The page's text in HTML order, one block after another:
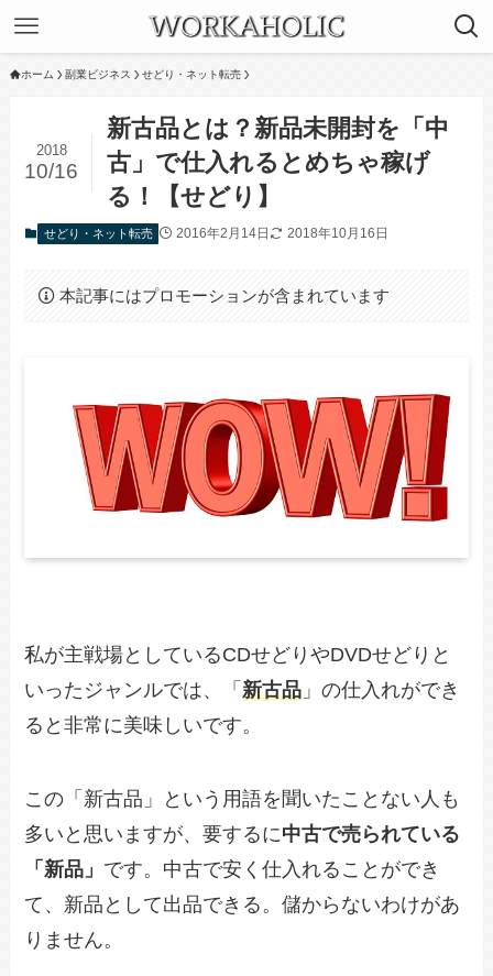
ホーム 副業ビジネス せどり・ネット転売
新古品とは？新品未開封を「中
古」で仕入れるとめちゃ稼げ
る！【せどり】
2018
10/16
せどり・ネット転売 2016年2月14日 2018年10月16日
本記事にはプロモーションが含まれています
私が主戦場としているCDせどりやDVDせどりと
いったジャンルでは、「新古品 」の仕入れができ
ると非常に美味しいです。
この「新古品」という用語を聞いたことない人も
多いと思いますが、要するに中古で売られている
「新品」 です。中古で安く仕入れることができ
て、新品として出品できる。儲からないわけがあ
りません。